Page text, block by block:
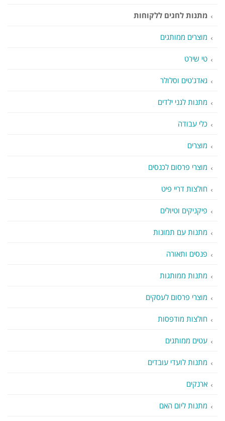
מתנות לחגים ללקוחות
מוצרים ממותגים
טי שירט
גאדג'טים וסלולר
מתנות לגני ילדים
כלי עבודה
מוצרים
מוצרי פרסום לכנסים
חולצות דריי פיט
פיקניקים וטיולים
מתנות עם תמונות
פנסים ותאורה
מתנות ממותגות
מוצרי פרסום לעסקים
חולצות מודפסות
עטים ממותגים
מתנות לועדי עובדים
ארנקים
מתנות ליום האם